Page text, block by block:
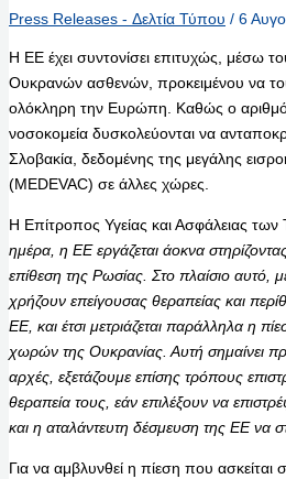
Press Releases - Δελτία Τύπου / 6
Η ΕΕ έχει συντονίσει επιτυχώς, μέσω
Ουκρανών ασθενών, προκειμένου να
ολόκληρη την Ευρώπη. Καθώς ο
νοσοκομεία δυσκολεύονται να
Σλοβακία, δεδομένης της μεγάλης
(MEDEVAC) σε άλλες χώρες.
Η Επίτροπος Υγείας και Ασφάλειας
ημέρα, η ΕΕ εργάζεται άοκνα
επίθεση της Ρωσίας. Στο πλαίσιο αυτό,
χρήζουν επείγουσας θεραπείας και
ΕΕ, και έτσι μετριάζεται παράλληλα η
χωρών της Ουκρανίας. Αυτή σημαίνει
αρχές, εξετάζουμε επίσης τρόπους
θεραπεία τους, εάν επιλέξουν να
και η αταλάντευτη δέσμευση της ΕΕ να
Για να αμβλυνθεί η πίεση που